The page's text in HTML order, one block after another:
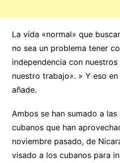
La vida «normal» que
no sea un problema tener
independencia con
nuestro trabajo». » Y eso
añade.
Ambos se han sumado a
cubanos que han
noviembre pasado, de
visado a los cubanos para